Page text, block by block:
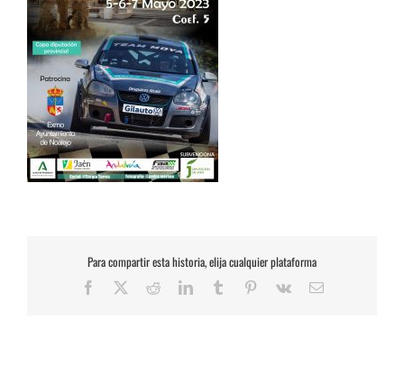
Para compartir esta historia, elija cualquier plataforma
Facebook RedditLinkedInTumblr Pinterest
Vk
Correo